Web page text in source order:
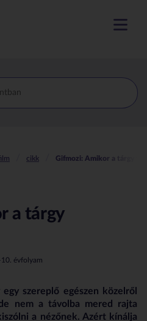
menü
cikk Gifmozi: Amikor a tárgy
a tárgy
évfolyam
szereplő egészen közelről
nem a távolba mered rajta
a nézőnek. Azért kínálja